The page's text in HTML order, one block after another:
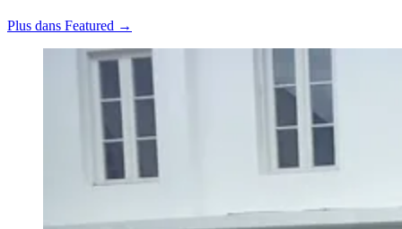
Plus dans Featured →